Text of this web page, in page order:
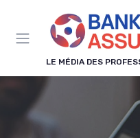
LE MÉDIA DES